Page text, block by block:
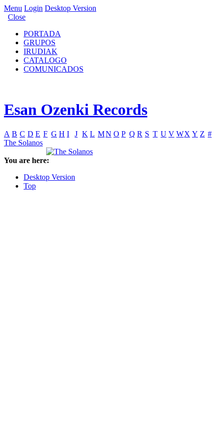
Menu Login Desktop Version
Close
PORTADA
GRUPOS
IRUDIAK
CATALOGO
COMUNICADOS
Esan Ozenki Records
A B C D E F G H I J K L MN O P Q R S T U V WX Y Z #
The Solanos
You are here:
Desktop Version
Top